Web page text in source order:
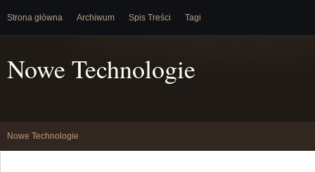
Strona główna Archiwum Spis Treści Tagi
Nowe Technologie
Nowe Technologie